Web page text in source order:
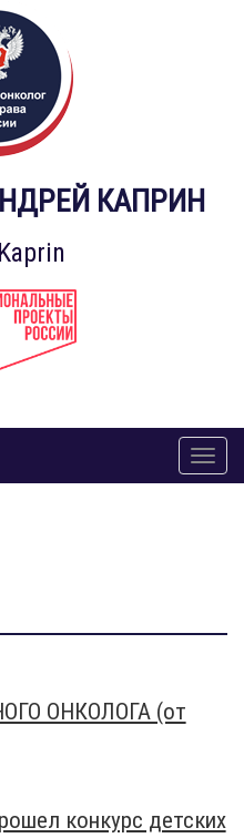
КАПРИН
ОНКОЛОГА (от
конкурс детских